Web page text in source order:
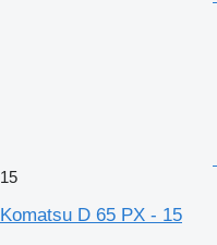
15
Komatsu D 65 PX - 15